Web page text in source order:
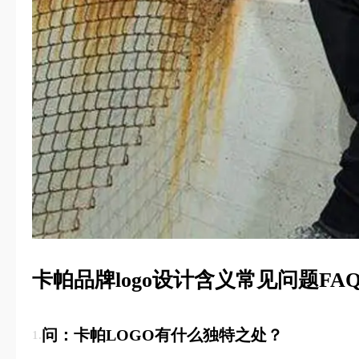
卡帕品牌logo设计含义常见问题
1.问：卡帕LOGO有什么独特之处？